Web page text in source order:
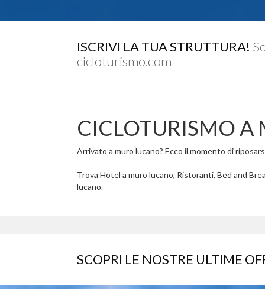
ISCRIVI LA TUA STRUTTURA!
cicloturismo.com
CICLOTURISMO A
Arrivato a muro lucano? Ecco il momento di
Trova Hotel a muro lucano, Ristoranti, Bed and
lucano.
SCOPRI LE NOSTRE ULTIME